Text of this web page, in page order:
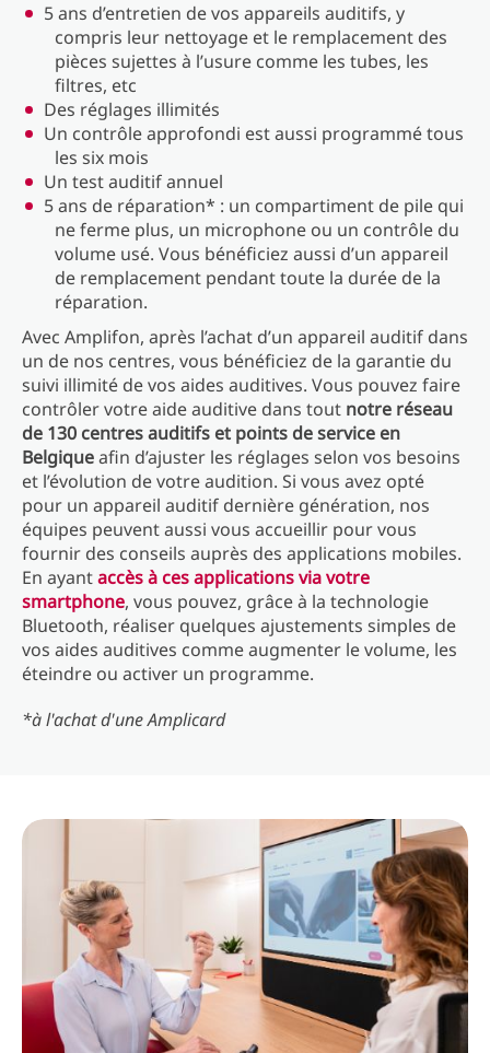
5 ans d’entretien de vos appareils auditifs, y
compris leur nettoyage et le remplacement des
pièces sujettes à l’usure comme les tubes, les
filtres, etc
Des réglages illimités
Un contrôle approfondi est aussi programmé tous
les six mois
Un test auditif annuel
5 ans de réparation* : un compartiment de pile qui
ne ferme plus, un microphone ou un contrôle du
volume usé. Vous bénéficiez aussi d’un appareil
de remplacement pendant toute la durée de la
réparation.
Avec Amplifon, après l’achat d’un appareil auditif dans
un de nos centres, vous bénéficiez de la garantie du
suivi illimité de vos aides auditives. Vous pouvez faire
contrôler votre aide auditive dans tout notre réseau
de 130 centres auditifs et points de service en
Belgiqueafin d’ajuster les réglages selon vos besoins
et l’évolution de votre audition. Si vous avez opté
pour un appareil auditif dernière génération, nos
équipes peuvent aussi vous accueillir pour vous
fournir des conseils auprès des applications mobiles.
En ayantaccès à ces applications via votre
smartphone, vous pouvez, grâce à la technologie
Bluetooth, réaliser quelques ajustements simples de
vos aides auditives comme augmenter le volume, les
éteindre ou activer un programme.
*à l'achat d'une Amplicard